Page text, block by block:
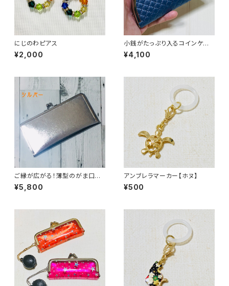
にじのわピアス
¥2,000
小銭がたっぷり入るコインケー
ス／【合皮】紺
¥4,100
ご縁が広がる！薄型のがま口長
財布【合皮】〈シルバー〉
¥5,800
アンブレラマーカー【ホヌ】
¥500